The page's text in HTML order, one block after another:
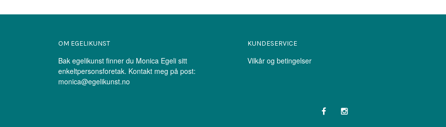
OM EGELIKUNST
Bak egelikunst finner du Monica Egeli sitt
enkeltpersonsforetak. Kontakt meg på post:
monica@egelikunst.no
KUNDESERVICE
Vilkår og betingelser